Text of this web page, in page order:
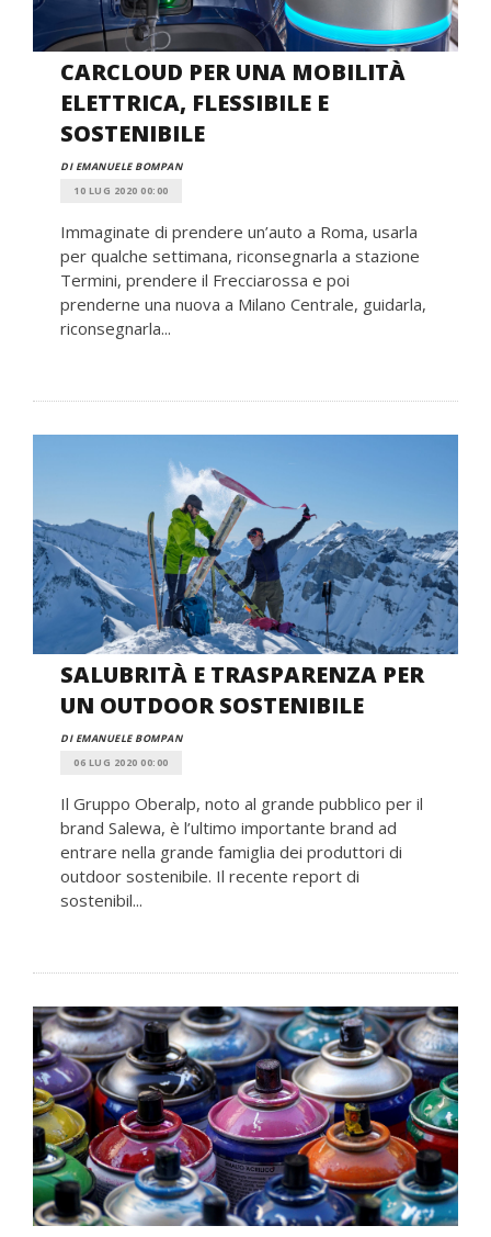
CARCLOUD PER UNA MOBILITÀ
ELETTRICA, FLESSIBILE E
SOSTENIBILE
DI EMANUELE BOMPAN
10 LUG 2020 00:00
Immaginate di prendere un’auto a Roma, usarla
per qualche settimana, riconsegnarla a stazione
Termini, prendere il Frecciarossa e poi
prenderne una nuova a Milano Centrale, guidarla,
riconsegnarla...
SALUBRITÀ E TRASPARENZA PER
UN OUTDOOR SOSTENIBILE
DI EMANUELE BOMPAN
06 LUG 2020 00:00
Il Gruppo Oberalp, noto al grande pubblico per il
brand Salewa, è l’ultimo importante brand ad
entrare nella grande famiglia dei produttori di
outdoor sostenibile. Il recente report di
sostenibil...